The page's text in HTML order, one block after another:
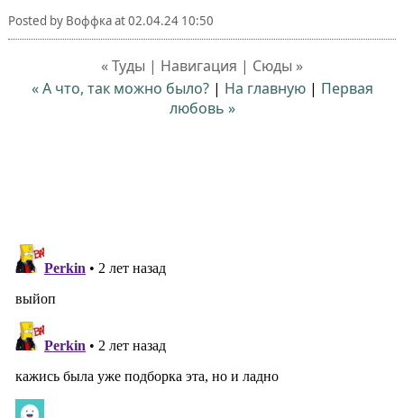
Posted by Воффкаat02.04.24 10:50
« Туды | Навигация | Сюды »
« А что, так можно было?| На главную| Первая
любовь »